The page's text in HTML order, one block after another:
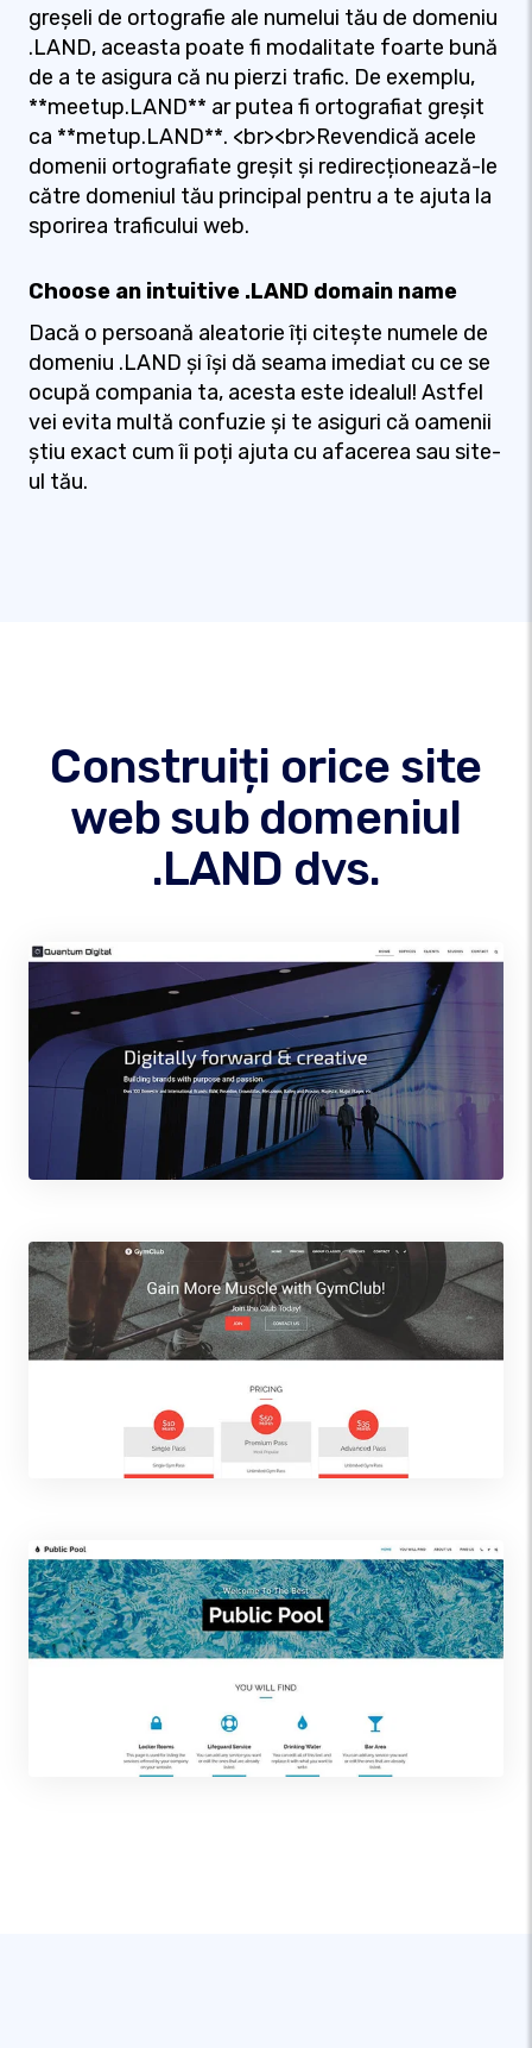
greșeli de ortografie ale numelui tău de domeniu
.LAND, aceasta poate fi modalitate foarte bună
de a te asigura că nu pierzi trafic. De exemplu,
**meetup.LAND** ar putea fi ortografiat greșit
ca **metup.LAND**. <br><br>Revendică acele
domenii ortografiate greșit și redirecționează-le
către domeniul tău principal pentru a te ajuta la
sporirea traficului web.
Choose an intuitive .LAND domain name
Dacă o persoană aleatorie îți citește numele de
domeniu .LAND și își dă seama imediat cu ce se
ocupă compania ta, acesta este idealul! Astfel
vei evita multă confuzie și te asiguri că oamenii
știu exact cum îi poți ajuta cu afacerea sau site-
ul tău.
Construiți orice site
web sub domeniul
.LAND dvs.